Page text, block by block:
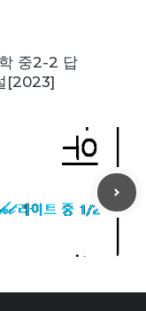
중2-2 답
[2023]